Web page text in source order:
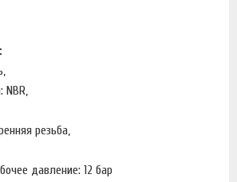
NBR,
резьба,
давление: 12 бар